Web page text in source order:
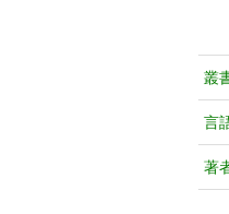
叢
言
著